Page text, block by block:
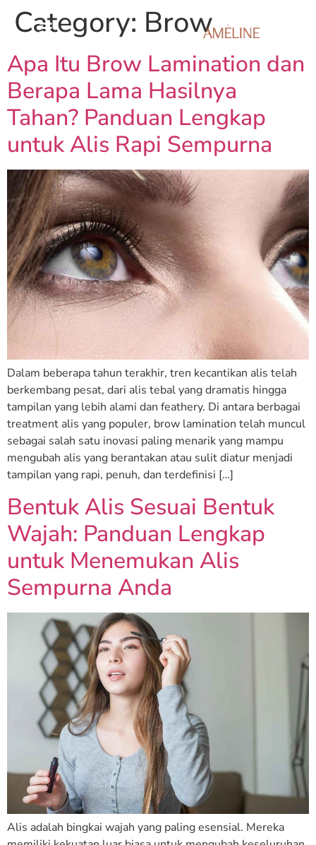
Category: Brow
Apa Itu Brow Lamination dan
Berapa Lama Hasilnya
Tahan? Panduan Lengkap
untuk Alis Rapi Sempurna
Dalam beberapa tahun terakhir, tren kecantikan alis telah
berkembang pesat, dari alis tebal yang dramatis hingga
tampilan yang lebih alami dan feathery. Di antara berbagai
treatment alis yang populer, brow lamination telah muncul
sebagai salah satu inovasi paling menarik yang mampu
mengubah alis yang berantakan atau sulit diatur menjadi
tampilan yang rapi, penuh, dan terdefinisi […]
Bentuk Alis Sesuai Bentuk
Wajah: Panduan Lengkap
untuk Menemukan Alis
Sempurna Anda
Alis adalah bingkai wajah yang paling esensial. Mereka